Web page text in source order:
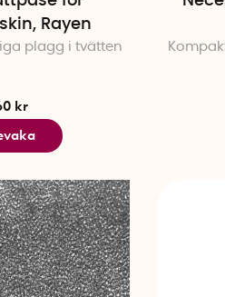
Rayen
plagg i tvätten
kr